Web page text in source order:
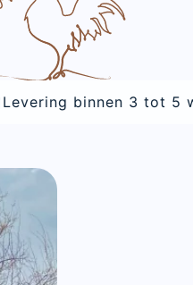
Vakkundig advies